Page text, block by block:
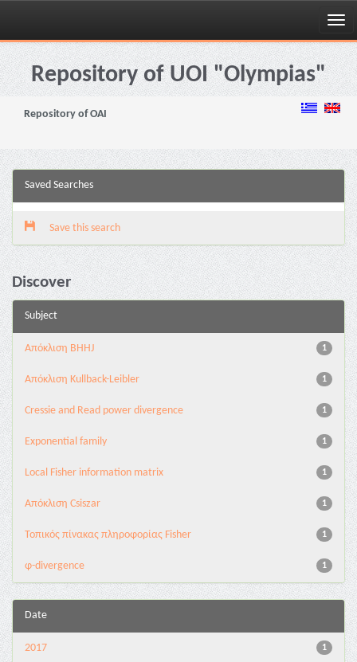
Skip
navigationRepository of UOI "Olympias"
Repository of OAI
Saved Searches
Save this search
Discover
Subject
1
Aπόκλιση BHHJ
1
Aπόκλιση Kullback-Leibler
1
Cressie and Read power divergence
1
Exponential family
1
Local Fisher information matrix
1
Απόκλιση Csiszar
1
Τοπικός πίνακας πληροφορίας Fisher
1
φ-divergence
Date
1
2017